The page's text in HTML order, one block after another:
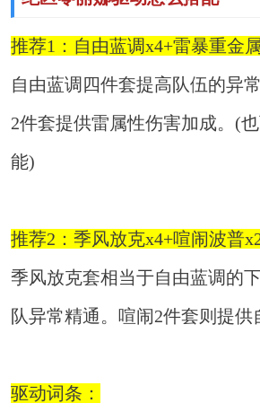
推荐1：自由蓝调x4+雷暴重金
自由蓝调四件套提高队伍的异
2件套提供雷属性伤害加成。(
能)
推荐2：季风放克x4+喧闹波普
季风放克套相当于自由蓝调的
队异常精通。喧闹2件套则提供
驱动词条：